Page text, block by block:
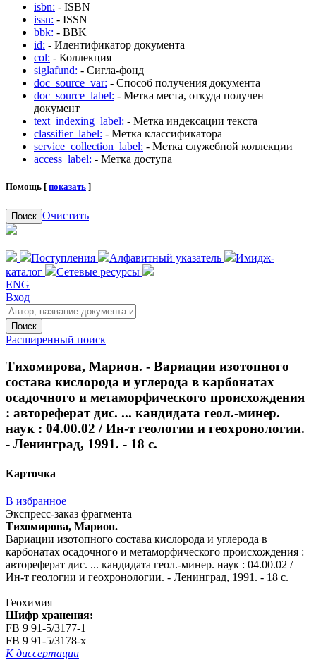
isbn: - ISBN
issn: - ISSN
bbk: - BBK
id: - Идентификатор документа
col: - Коллекция
siglafund: - Сигла-фонд
doc_source_var: - Способ получения документа
doc_source_label: - Метка места, откуда получен
документ
text_indexing_label: - Метка индексации текста
classifier_label: - Метка классификатора
service_collection_label: - Метка служебной коллекции
access_label: - Метка доступа
Помощь [ показать ]
Поиск Очистить
Поступления Алфавитный указатель
Имидж-
каталог
Сетевые ресурсы
ENG
Вход
Поиск
Расширенный поиск
Тихомирова, Марион. - Вариации изотопного
состава кислорода и углерода в карбонатах
осадочного и метаморфического происхождения
: автореферат дис. ... кандидата геол.-минер.
наук : 04.00.02 / Ин-т геологии и геохронологии.
- Ленинград, 1991. - 18 с.
Карточка
В избранное
Экспресс-заказ фрагмента
Тихомирова, Марион.
Вариации изотопного состава кислорода и углерода в
карбонатах осадочного и метаморфического происхождения :
автореферат дис. ... кандидата геол.-минер. наук : 04.00.02 /
Ин-т геологии и геохронологии. - Ленинград, 1991. - 18 с.
Геохимия
Шифр хранения:
FB 9 91-5/3177-1
FB 9 91-5/3178-x
К диссертации